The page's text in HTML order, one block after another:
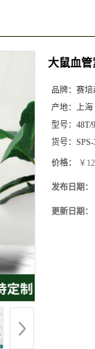
大鼠血管
品牌： 赛培
产地： 上海
型号： 48T/
货号：
价格： ￥
发布日期：
更新日期：